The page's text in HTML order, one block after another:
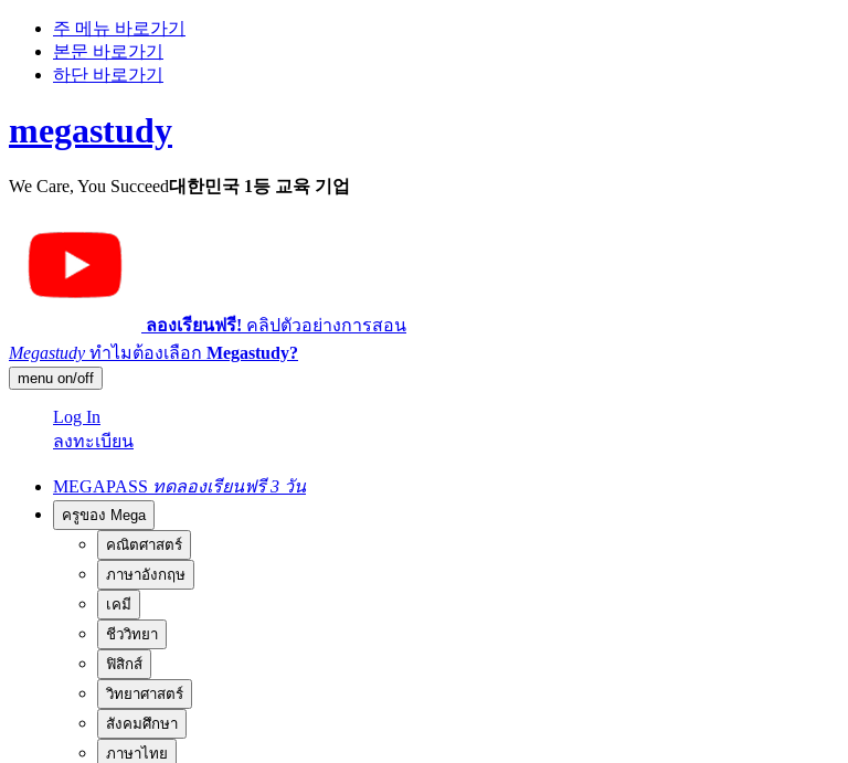
주 메뉴 바로가기
본문 바로가기
하단 바로가기
megastudy
We Care, You Succeed대한민국 1등 교육 기업
ลองเรียนฟรี! คลิปตัวอย่างการสอน
Megastudy ทำไมต้องเลือก Megastudy?
menu on/off
Log In
ลงทะเบียน
MEGAPASS ทดลองเรียนฟรี 3 วัน
ครูของ Mega
คณิตศาสตร์
ภาษาอังกฤษ
เคมี
ชีววิทยา
ฟิสิกส์
วิทยาศาสตร์
สังคมศึกษา
ภาษาไทย